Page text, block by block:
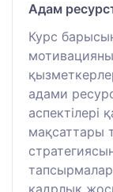
Адам
Курс
адами
мақсаттары